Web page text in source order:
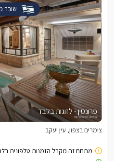
שובר
פרונסין - לזוגות בלבד
צימרים בצפון, עין יעקב